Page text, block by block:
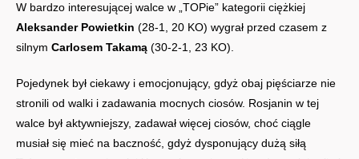
W bardzo interesującej walce w „TOPie” kategorii ciężkiej
Aleksander Powietkin (28-1, 20 KO) wygrał przed czasem z
silnym Carlosem Takamą (30-2-1, 23 KO).
Pojedynek był ciekawy i emocjonujący, gdyż obaj pięściarze nie
stronili od walki i zadawania mocnych ciosów. Rosjanin w tej
walce był aktywniejszy, zadawał więcej ciosów, choć ciągle
musiał się mieć na baczność, gdyż dysponujący dużą siłą